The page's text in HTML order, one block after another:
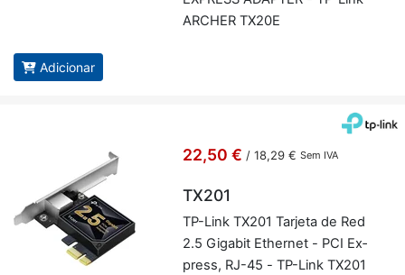
AR­CHER TX20E
Adicionar
22,50 € / 18,29 € Sem IVA
TX201
TP-Link TX201 Tar­jeta de Red
2.5 Gi­gabit Ethernet - PCI Ex­
press, RJ-45 - TP-Link TX201